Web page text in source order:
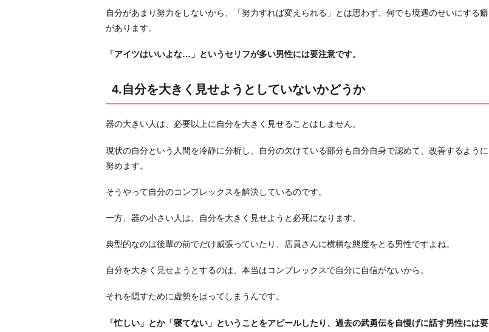
く
せ
よ
と
て
い
な
う
他
の
自分があまり努力をしないから、「努力すれば変えられる」とは思わず、何でも境遇のせいにする癖
があります。
「アイツはいいよな…」というセリフが多い男性には要注意です。
4.自分を大きく見せようとしていないかどうか
器の大きい人は、必要以上に自分を大きく見せることはしません。
現状の自分という人間を冷静に分析し、自分の欠けている部分も自分自身で認めて、改善するように
努めます。
そうやって自分のコンプレックスを解決しているのです。
一方、器の小さい人は、自分を大きく見せようと必死になります。
典型的なのは後輩の前でだけ威張っていたり、店員さんに横柄な態度をとる男性ですよね。
自分を大きく見せようとするのは、本当はコンプレックスで自分に自信がないから。
それを隠すために虚勢をはってしまうんです。
「忙しい」とか「寝てない」ということをアピールしたり、過去の武勇伝を自慢げに話す男性には要